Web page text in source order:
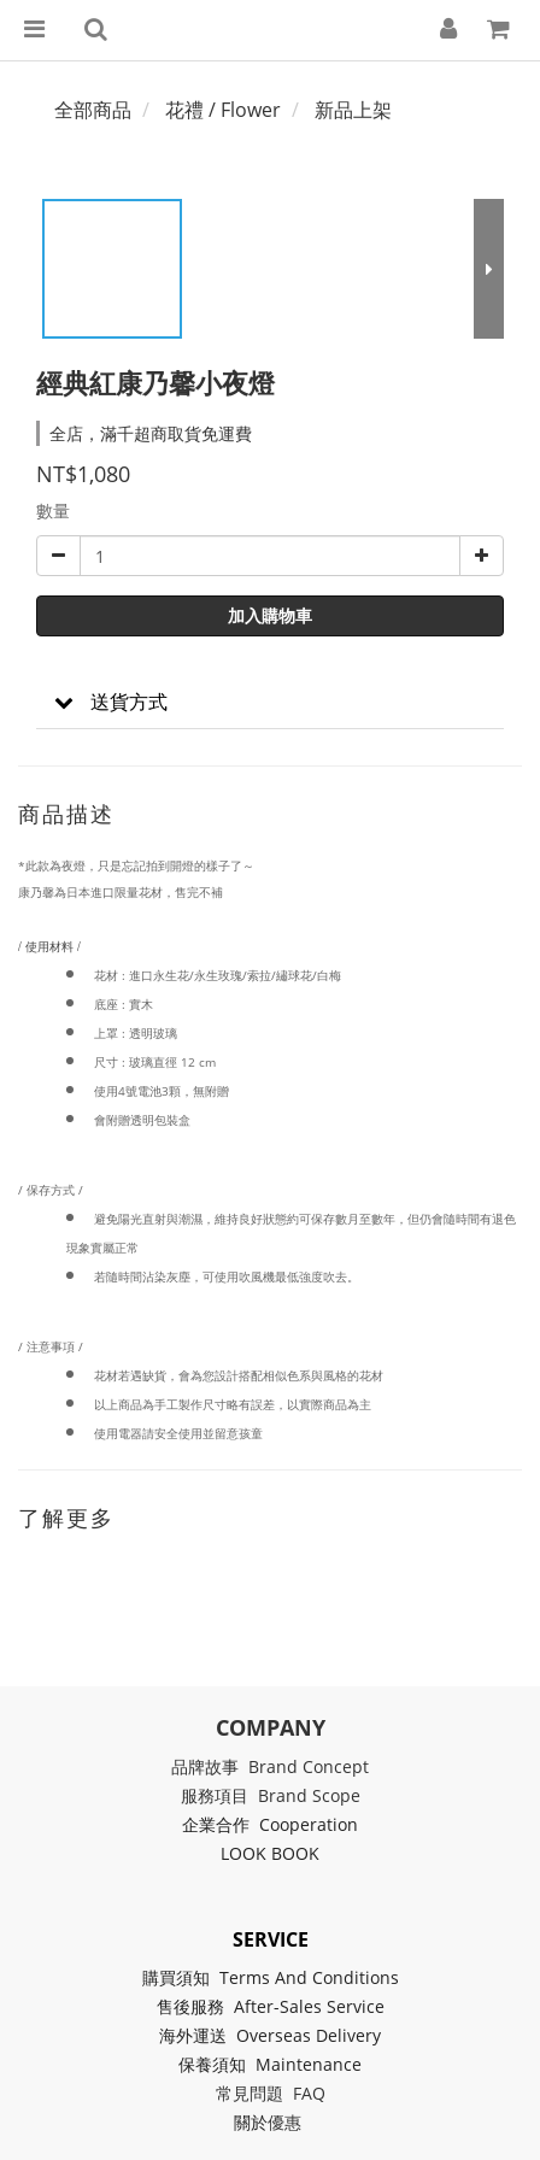
全部商品 花禮 / Flower 新品上架
經典紅康乃馨小夜燈
全店，滿千超商取貨免運費
NT$1,080
數量
加入購物車
送貨方式
商品描述
*此款為夜燈，只是忘記拍到開燈的樣子了～
康乃馨為日本進口限量花材，售完不補
/ 使用材料 /
花材 : 進口永生花/永生玫瑰/索拉/繡球花/白梅
底座 : 實木
上罩 : 透明玻璃
尺寸 : 玻璃直徑 12 cm
使用4號電池3顆，無附贈
會附贈透明包裝盒
/ 保存方式 /
避免陽光直射與潮濕，維持良好狀態約可保存數月至數年，但仍會隨時間有退色
現象實屬正常
若隨時間沾染灰塵，可使用吹風機最低強度吹去。
/ 注意事項 /
花材若遇缺貨，會為您設計搭配相似色系與風格的花材
以上商品為手工製作尺寸略有誤差，以實際商品為主
使用電器請安全使用並留意孩童
了解更多
COMPANY
品牌故事 Brand Concept
服務項目 Brand Scope
企業合作 Cooperation
LOOK BOOK
SERVICE
購買須知 Terms And Conditions
售後服務 After-Sales Service
海外運送 Overseas Delivery
保養須知 Maintenance
常見問題 FAQ
關於優惠